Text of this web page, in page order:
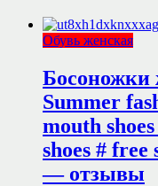
Обувь женская
Босоножки
Summer
mouth
shoes # free
— отзывы